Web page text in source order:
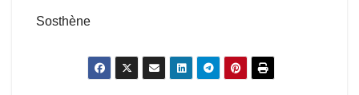
Sosthène